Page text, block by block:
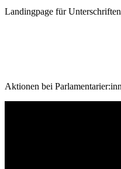
Landingpage für
Aktionen bei